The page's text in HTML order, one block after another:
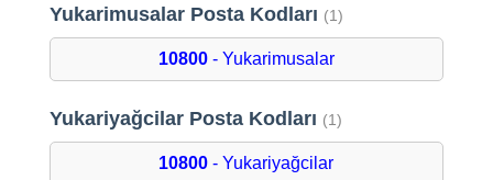
Yukarimusalar Posta Kodları (1)
10800- Yukarimusalar
Yukariyağcilar Posta Kodları (1)
10800 - Yukariyağcilar